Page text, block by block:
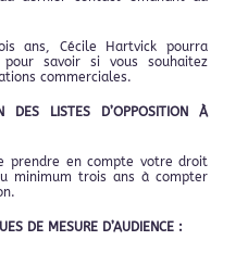
ans, Cécile Hartvick pourra
savoir si vous souhaitez
commerciales.
DES LISTES D’OPPOSITION À
prendre en compte votre droit
minimum trois ans à compter
DE MESURE D’AUDIENCE :